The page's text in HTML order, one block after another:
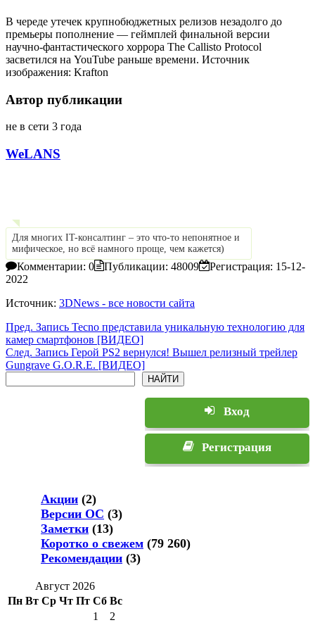
В череде утечек крупнобюджетных релизов незадолго до
премьеры пополнение — геймплей финальной версии
научно-фантастического хоррора The Callisto Protocol
засветился на YouTube раньше времени. Источник
изображения: Krafton
Автор публикации
не в сети 3 года
WeLANS
Для многих IT-консалтинг – это что-то непонятное и
мифическое, но всё намного проще, чем кажется)
Комментарии: 0 Публикации: 48009
Регистрация: 15-12-
2022
Источник: 3DNews - все новости сайта
Пред. Запись Tecno представила уникальную технологию для
камер смартфонов [ВИДЕО]
След. Запись Герой PS2 вернулся! Вышел релизный трейлер
Gungrave G.O.R.E. [ВИДЕО]
НАЙТИ
Вход
Регистрация
Акции (2)
Версии ОС (3)
Заметки (13)
Коротко о свежем (79 260)
Рекомендации (3)
Август 2026
Пн Вт Ср Чт Пт Сб Вс
1
2